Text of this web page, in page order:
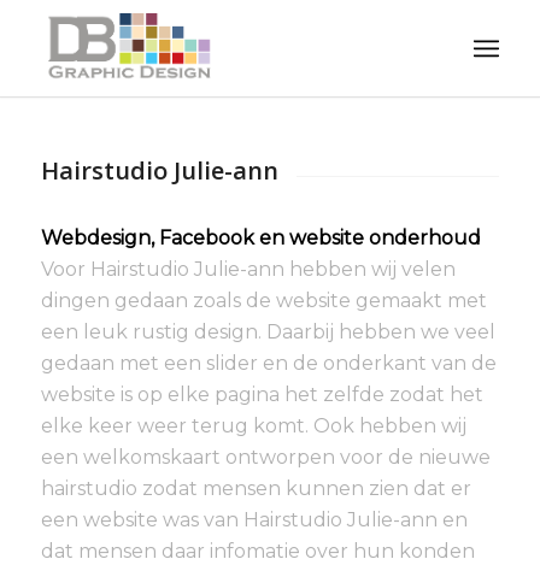
Hairstudio Julie-ann
Webdesign, Facebook en website onderhoud
Voor Hairstudio Julie-ann hebben wij velen
dingen gedaan zoals de website gemaakt met
een leuk rustig design. Daarbij hebben we veel
gedaan met een slider en de onderkant van de
website is op elke pagina het zelfde zodat het
elke keer weer terug komt. Ook hebben wij
een welkomskaart ontworpen voor de nieuwe
hairstudio zodat mensen kunnen zien dat er
een website was van Hairstudio Julie-ann en
dat mensen daar infomatie over hun konden